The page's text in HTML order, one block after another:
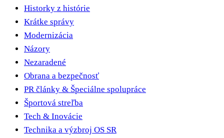
Historky z histórie
Krátke správy
Modernizácia
Názory
Nezaradené
Obrana a bezpečnosť
PR články & Špeciálne spolupráce
Športová streľba
Tech & Inovácie
Technika a výzbroj OS SR